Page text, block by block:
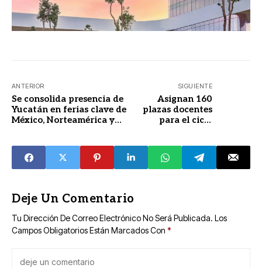
ANTERIOR
Se consolida presencia de
Yucatán en ferias clave de
México, Norteamérica y
SIGUIENTE
Asignan 160
plazas docentes
para el ciclo
Deje Un Comentario
Tu Dirección De Correo Electrónico No Será Publicada. Los
Campos Obligatorios Están Marcados Con *